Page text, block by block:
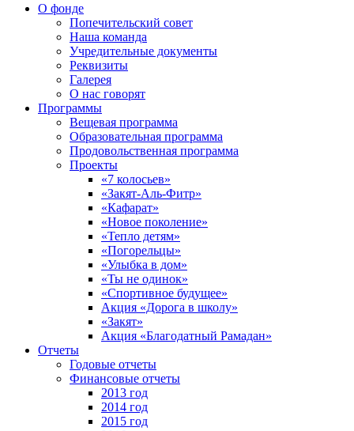
О фонде
Попечительский совет
Наша команда
Учредительные документы
Реквизиты
Галерея
О нас говорят
Программы
Вещевая программа
Образовательная программа
Продовольственная программа
Проекты
«7 колосьев»
«Закят-Аль-Фитр»
«Кафарат»
«Новое поколение»
«Тепло детям»
«Погорельцы»
«Улыбка в дом»
«Ты не одинок»
«Спортивное будущее»
Акция «Дорога в школу»
«Закят»
Акция «Благодатный Рамадан»
Отчеты
Годовые отчеты
Финансовые отчеты
2013 год
2014 год
2015 год